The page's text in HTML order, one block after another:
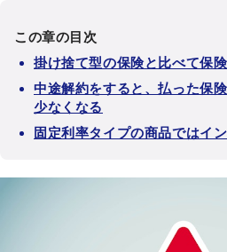
この章の目次
掛け捨て型の保険と比べて保
中途解約をすると、払った保
少なくなる
固定利率タイプの商品ではイ